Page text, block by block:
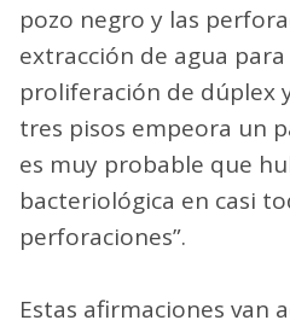
pozo negro y las
extracción de agua para
proliferación de dúplex
tres pisos empeora un
es muy probable que
bacteriológica en casi
perforaciones”.
Estas afirmaciones van